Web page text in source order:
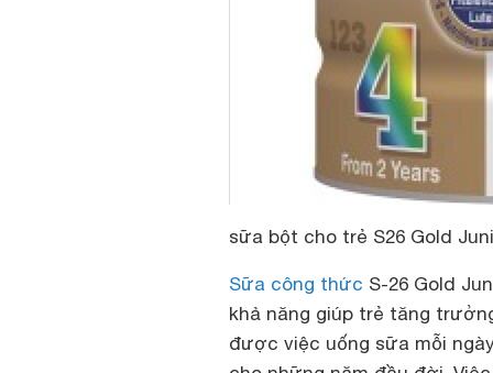
sữa bột cho trẻ S26 Gold
Sữa công thức S-26 Gold
khả năng giúp trẻ tăng
được việc uống sữa mỗi